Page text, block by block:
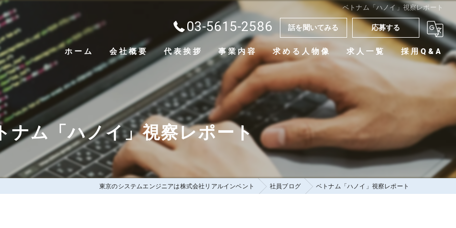
ベトナム「ハノイ」視察レポート
03-5615-2586 話を聞いてみる 応募する
ホーム 会社概要 代表挨拶 事業内容 求める人物像 求人一覧 採用Q&A
ナム「ハノイ」視察レポート
東京のシステムエンジニアは株式会社リアルインベント 社員ブログ ベトナム「ハノイ」視察レポート